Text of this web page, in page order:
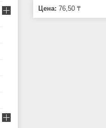
Цена: 76,50 ₸